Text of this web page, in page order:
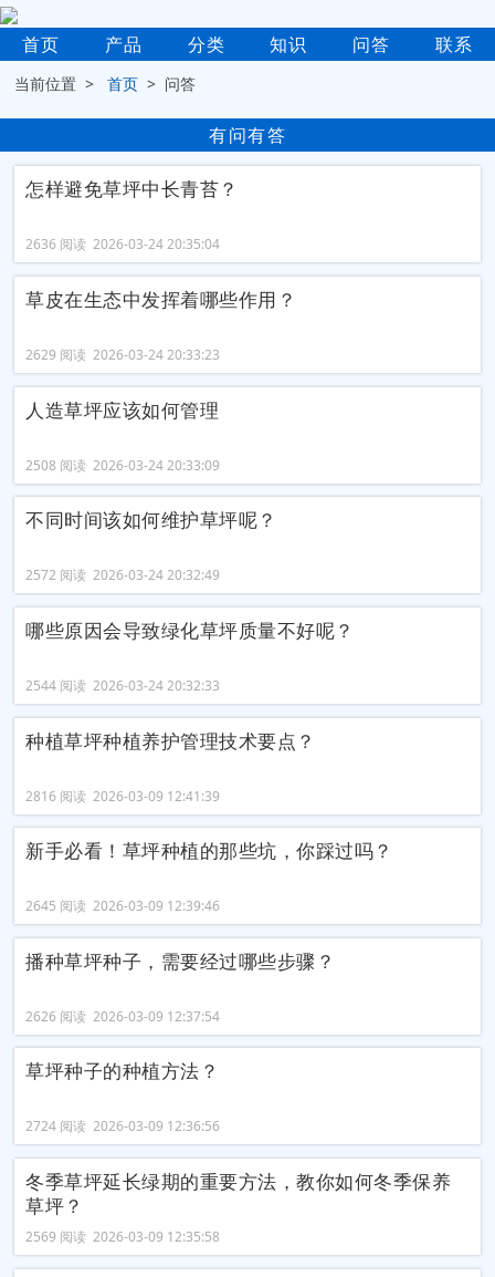
首页 产品 分类 知识 问答 联系
当前位置 >首页 > 问答
有问有答
怎样避免草坪中长青苔？
2636 阅读 2026-03-24 20:35:04
草皮在生态中发挥着哪些作用？
2629 阅读 2026-03-24 20:33:23
人造草坪应该如何管理
2508 阅读 2026-03-24 20:33:09
不同时间该如何维护草坪呢？
2572 阅读 2026-03-24 20:32:49
哪些原因会导致绿化草坪质量不好呢？
2544 阅读 2026-03-24 20:32:33
种植草坪种植养护管理技术要点？
2816 阅读 2026-03-09 12:41:39
新手必看！草坪种植的那些坑，你踩过吗？
2645 阅读 2026-03-09 12:39:46
播种草坪种子，需要经过哪些步骤？
2626 阅读 2026-03-09 12:37:54
草坪种子的种植方法？
2724 阅读 2026-03-09 12:36:56
冬季草坪延长绿期的重要方法，教你如何冬季保养
草坪？
2569 阅读 2026-03-09 12:35:58